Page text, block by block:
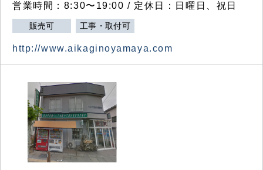
営業時間：8:30〜19:00 / 定休日：日曜日、祝日
販売可 工事・取付可
http://www.aikaginoyamaya.com